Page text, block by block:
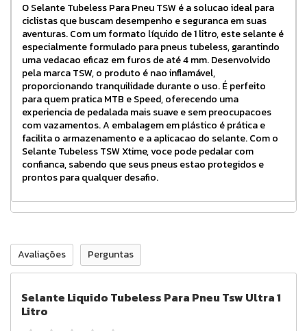
O Selante Tubeless Para Pneu TSW é a solucao ideal para
ciclistas que buscam desempenho e seguranca em suas
aventuras. Com um formato líquido de 1 litro, este selante é
especialmente formulado para pneus tubeless, garantindo
uma vedacao eficaz em furos de até 4 mm. Desenvolvido
pela marca TSW, o produto é nao inflamável,
proporcionando tranquilidade durante o uso. É perfeito
para quem pratica MTB e Speed, oferecendo uma
experiencia de pedalada mais suave e sem preocupacoes
com vazamentos. A embalagem em plástico é prática e
facilita o armazenamento e a aplicacao do selante. Com o
Selante Tubeless TSW Xtime, voce pode pedalar com
confianca, sabendo que seus pneus estao protegidos e
prontos para qualquer desafio.
Avaliações Perguntas
Selante Liquido Tubeless Para Pneu Tsw Ultra 1
Litro